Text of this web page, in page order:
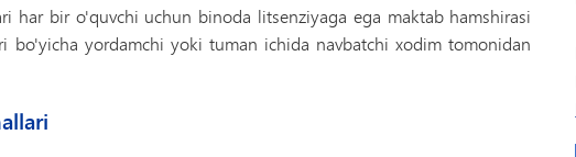
har bir o'quvchi uchun binoda litsenziyaga ega maktab hamshirasi
bo'yicha yordamchi yoki tuman ichida navbatchi xodim tomonidan